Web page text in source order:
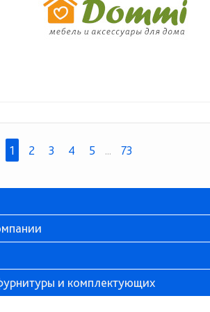
1 2 3 4 5 ... 73
и комплектующих